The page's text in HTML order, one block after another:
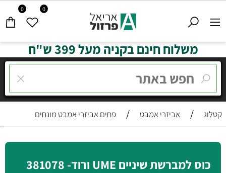
0 0
משלוח חינם בקניה מעל 399 ש"ח
קטלוג / אביזרי אמבט / פחים אביזרי אמבט מונחים
כוס למברשת שיניים UME ורוד- 381078